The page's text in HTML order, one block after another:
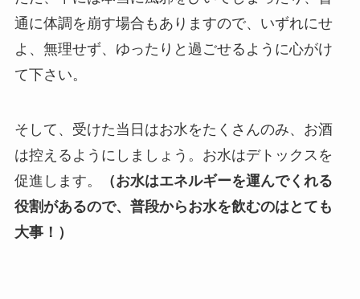
通に体調を崩す場合もありますので、いずれにせ
よ、無理せず、ゆったりと過ごせるように心がけ
て下さい。
そして、受けた当日はお水をたくさんのみ、お酒
は控えるようにしましょう。お水はデトックスを
促進します。
（お水はエネルギーを運んでくれる
役割があるので、普段からお水を飲むのはとても
大事！）